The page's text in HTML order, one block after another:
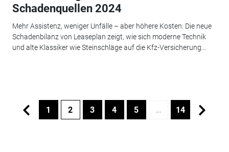
Schadenquellen 2024
Mehr Assistenz, weniger Unfälle – aber höhere Kosten: Die neue
Schadenbilanz von Leaseplan zeigt, wie sich moderne Technik
und alte Klassiker wie Steinschläge auf die Kfz-Versicherung...
1 2 3 4 5 … 14